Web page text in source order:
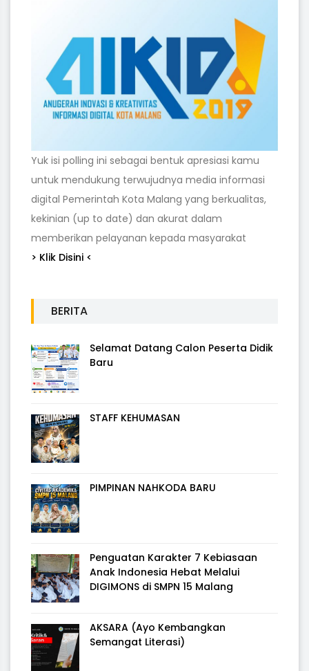
Yuk isi polling ini sebagai bentuk apresiasi kamu
untuk mendukung terwujudnya media informasi
digital Pemerintah Kota Malang yang berkualitas,
kekinian (up to date) dan akurat dalam
memberikan pelayanan kepada masyarakat
> Klik Disini <
BERITA
Selamat Datang Calon Peserta Didik
Baru
STAFF KEHUMASAN
PIMPINAN NAHKODA BARU
Penguatan Karakter 7 Kebiasaan
Anak Indonesia Hebat Melalui
DIGIMONS di SMPN 15 Malang
AKSARA (Ayo Kembangkan
Semangat Literasi)